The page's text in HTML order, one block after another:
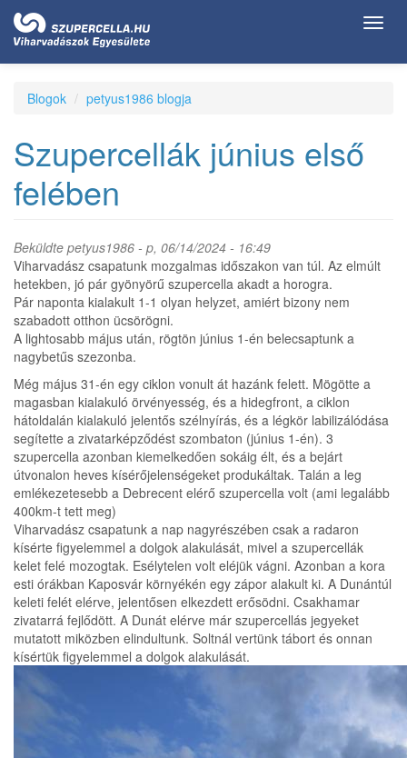
Ugrás
tartalomra
Blogok petyus1986 blogja
Szupercellák június első
felében
Beküldte petyus1986 - p, 06/14/2024 - 16:49
Viharvadász csapatunk mozgalmas időszakon van túl. Az elmúlt
hetekben, jó pár gyönyörű szupercella akadt a horogra.
Pár naponta kialakult 1-1 olyan helyzet, amiért bizony nem
szabadott otthon ücsörögni.
A lightosabb május után, rögtön június 1-én belecsaptunk a
nagybetűs szezonba.
Még május 31-én egy ciklon vonult át hazánk felett. Mögötte a
magasban kialakuló örvényesség, és a hidegfront, a ciklon
hátoldalán kialakuló jelentős szélnyírás, és a légkör labilizálódása
segítette a zivatarképződést szombaton (június 1-én). 3
szupercella azonban kiemelkedően sokáig élt, és a bejárt
útvonalon heves kísérőjelenségeket produkáltak. Talán a leg
emlékezetesebb a Debrecent elérő szupercella volt (ami legalább
400km-t tett meg)
Viharvadász csapatunk a nap nagyrészében csak a radaron
kísérte figyelemmel a dolgok alakulását, mivel a szupercellák
kelet felé mozogtak. Esélytelen volt eléjük vágni. Azonban a kora
esti órákban Kaposvár környékén egy zápor alakult ki. A Dunántúl
keleti felét elérve, jelentősen elkezdett erősödni. Csakhamar
zivatarrá fejlődött. A Dunát elérve már szupercellás jegyeket
mutatott miközben elindultunk. Soltnál vertünk tábort és onnan
kísértük figyelemmel a dolgok alakulását.